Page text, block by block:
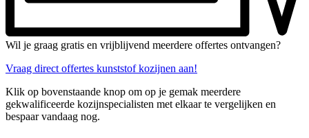
Wil je graag gratis en vrijblijvend meerdere offertes ontvangen?
Vraag direct offertes kunststof kozijnen aan!
Klik op bovenstaande knop om op je gemak meerdere
gekwalificeerde kozijnspecialisten met elkaar te vergelijken en
bespaar vandaag nog.